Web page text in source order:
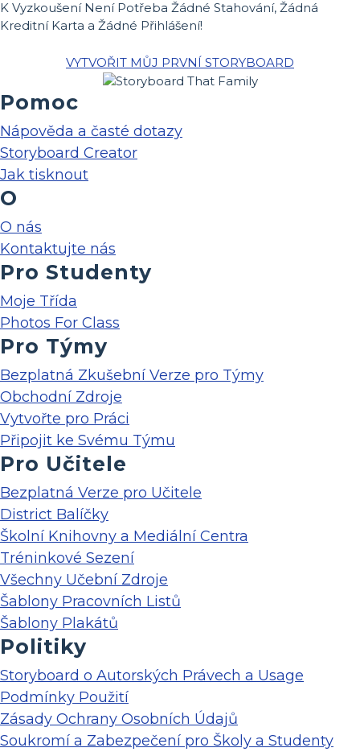
K Vyzkoušení Není Potřeba Žádné Stahování, Žádná
Kreditní Karta a Žádné Přihlášení!
VYTVOŘIT MŮJ PRVNÍ STORYBOARD
Pomoc
Nápověda a časté dotazy
Storyboard Creator
Jak tisknout
O
O nás
Kontaktujte nás
Pro Studenty
Moje Třída
Photos For Class
Pro Týmy
Bezplatná Zkušební Verze pro Týmy
Obchodní Zdroje
Vytvořte pro Práci
Připojit ke Svému Týmu
Pro Učitele
Bezplatná Verze pro Učitele
District Balíčky
Školní Knihovny a Mediální Centra
Tréninkové Sezení
Všechny Učební Zdroje
Šablony Pracovních Listů
Šablony Plakátů
Politiky
Storyboard o Autorských Právech a Usage
Podmínky Použití
Zásady Ochrany Osobních Údajů
Soukromí a Zabezpečení pro Školy a Studenty